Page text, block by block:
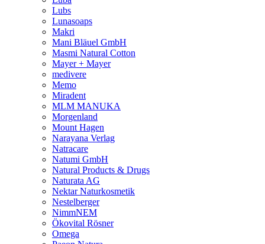
Lubs
Lunasoaps
Makri
Mani Bläuel GmbH
Masmi Natural Cotton
Mayer + Mayer
medivere
Memo
Miradent
MLM MANUKA
Morgenland
Mount Hagen
Narayana Verlag
Natracare
Natumi GmbH
Natural Products & Drugs
Naturata AG
Nektar Naturkosmetik
Nestelberger
NimmNEM
Ökovital Rösner
Omega